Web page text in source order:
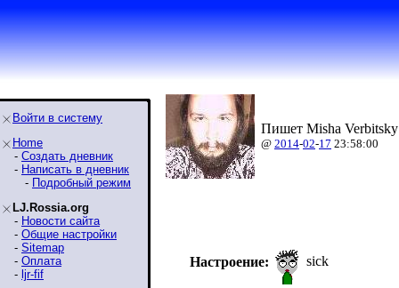
Войти в систему
Home
- Создать дневник
- Написать в дневник
- Подробный режим
LJ.Rossia.org
- Новости сайта
- Общие настройки
- Sitemap
- Оплата
- ljr-fif
Пишет Misha
@ 2014-02-17 23:58:00
Настроение: sick